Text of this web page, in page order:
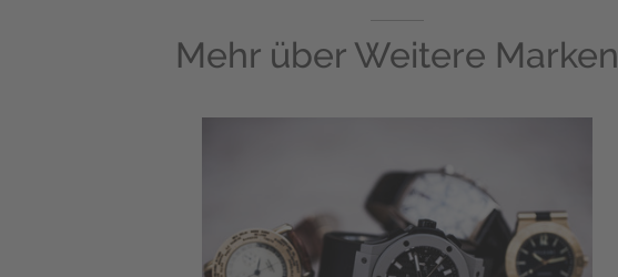
Mehr über Weitere Marken